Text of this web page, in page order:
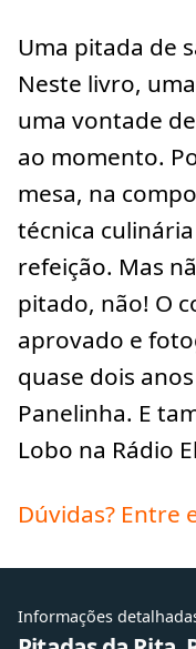
Uma pitada de
Neste livro,
uma vontade
ao momento.
mesa, na
técnica
refeição. Mas
pitado, não! O
aprovado e
quase dois
Panelinha. E
Lobo na Rádio
Dúvidas? Entre
Informações